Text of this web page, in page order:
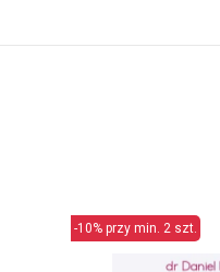
-10% przy min. 2 szt.